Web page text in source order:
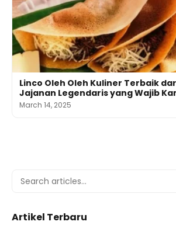
Linco Oleh Oleh Kuliner Terbaik
Jajanan Legendaris yang Wajib
March 14, 2025
Search
Artikel Terbaru